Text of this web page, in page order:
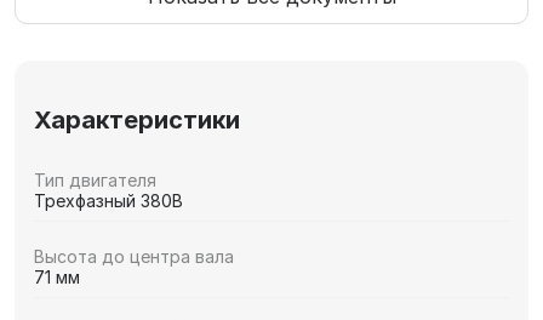
Характеристики
Тип двигателя
Трехфазный 380В
Высота до центра вала
71 мм